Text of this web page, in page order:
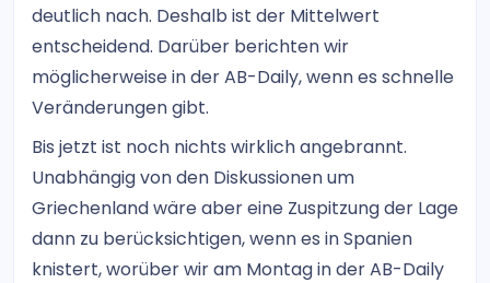
deutlich nach. Deshalb ist der Mittelwert
entscheidend. Darüber berichten wir
möglicherweise in der AB-Daily, wenn es schnelle
Veränderungen gibt.
Bis jetzt ist noch nichts wirklich angebrannt.
Unabhängig von den Diskussionen um
Griechenland wäre aber eine Zuspitzung der Lage
dann zu berücksichtigen, wenn es in Spanien
knistert, worüber wir am Montag in der AB-Daily